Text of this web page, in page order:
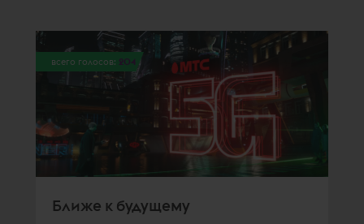
всего голосов: 204
Ближе к будущему